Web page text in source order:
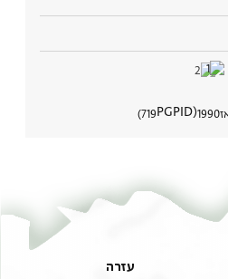
1990
PGPID
719
עזרה